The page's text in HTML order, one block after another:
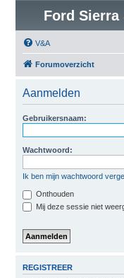
Ford Sierra
V&A
Forumoverzicht
Aanmelden
Gebruikersnaam:
Wachtwoord:
Ik ben mijn wachtwoord
Onthouden
Mij deze sessie niet
REGISTREER